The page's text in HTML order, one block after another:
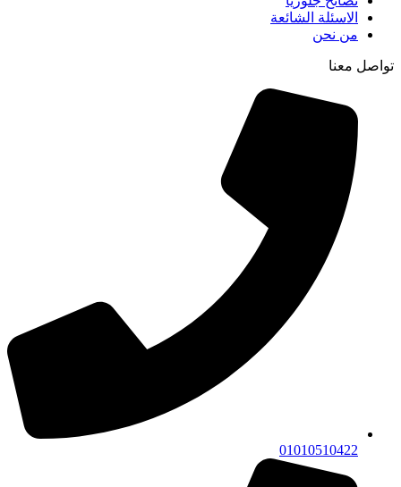
الاسئلة الشائعة
من نحن
تواصل معنا
01010510422